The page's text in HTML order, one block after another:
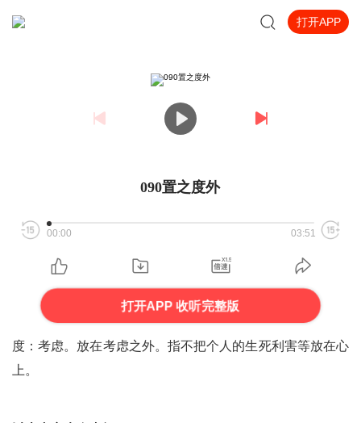
打开APP
090置之度外
00:00 03:51
打开APP 收听完整版
度：考虑。放在考虑之外。指不把个人的生死利害等放在心
上。